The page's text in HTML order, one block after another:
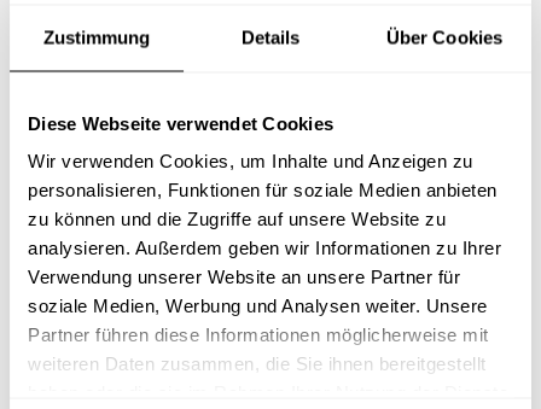
Zustimmung Details Über Cookies
Diese Webseite verwendet Cookies
Wir verwenden Cookies, um Inhalte und Anzeigen zu
personalisieren, Funktionen für soziale Medien anbieten
zu können und die Zugriffe auf unsere Website zu
analysieren. Außerdem geben wir Informationen zu Ihrer
Verwendung unserer Website an unsere Partner für
soziale Medien, Werbung und Analysen weiter. Unsere
Partner führen diese Informationen möglicherweise mit
weiteren Daten zusammen, die Sie ihnen bereitgestellt
aktuell: erschienen 2022
540 Seiten
39,90 EUR
versandkostenfreie Lieferung
auf Rechnung
(Bezahlung erst nach Lieferung)